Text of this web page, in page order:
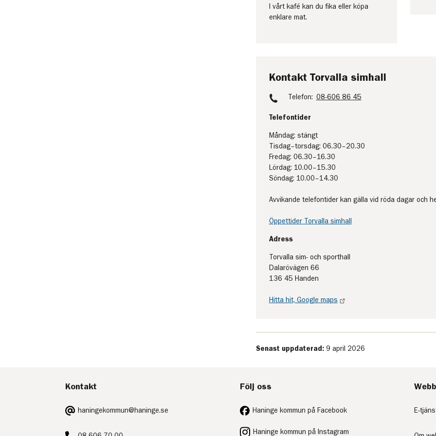
I vårt kafé kan du fika eller köpa
enklare mat.
Kontakt Torvalla simhall
Telefon: 08-606 86 45
Telefontider
Måndag: stängt
Tisdag–torsdag: 06.30–20.30
Fredag: 06.30–16.30
Lördag: 10.00–15.30
Söndag: 10.00–14.30
Avvikande telefontider kan gälla vid röda dagar och
Öppettider Torvalla simhall
Adress
Torvalla sim- och sporthall
Dalarövägen 66
136 45 Handen
Hitta hit, Google maps
Senast uppdaterad: 9 april 2026
Kontakt
E-
post:
haningekommun@haninge.se
Telefon:
Följ oss
Haninge kommun på Facebook
Haninge kommun på Instagram
E-